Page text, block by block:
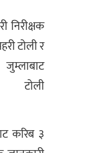
निरीक्षक
टोली र
जुम्लाबाट
टोली
करिब ३